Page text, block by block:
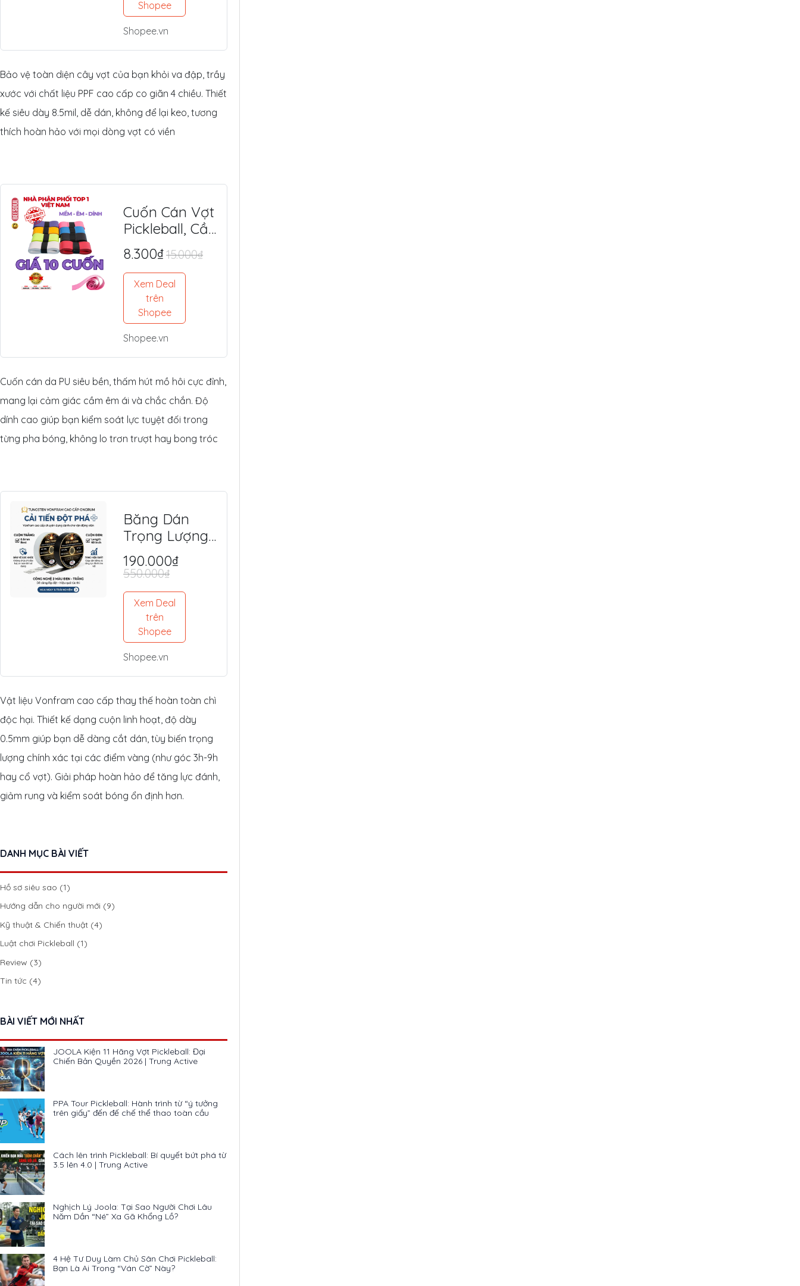
Mỹ Siêu Dày
8.5mil
Shopee
Shopee.vn
Bảo vệ toàn diện cây vợt của bạn khỏi va đập, trầy
xước với chất liệu PPF cao cấp co giãn 4 chiều. Thiết
kế siêu dày 8.5mil, dễ dán, không để lại keo, tương
thích hoàn hảo với mọi dòng vợt có viền
Cuốn Cán Vợt
Pickleball, Cầu
Lông Da PU
Cao Cấp -
Mềm Êm, Siêu
Bám Tay,
Chống Trượt
Tối Ưu
8.300₫15.000₫
Xem Deal
trên
Shopee
Shopee.vn
Cuốn cán da PU siêu bền, thấm hút mồ hôi cực đỉnh,
mang lại cảm giác cầm êm ái và chắc chắn. Độ
dính cao giúp bạn kiểm soát lực tuyệt đối trong
từng pha bóng, không lo trơn trượt hay bong tróc
Băng Dán
Trọng Lượng
Tungsten
(Vonfram)
An Toàn, Tối
Ưu Lực Đánh,
Điểm Ngọt
190.000₫
550.000₫
Xem Deal
trên
Shopee
Shopee.vn
Vật liệu Vonfram cao cấp thay thế hoàn toàn chì
độc hại. Thiết kế dạng cuộn linh hoạt, độ dày
0.5mm giúp bạn dễ dàng cắt dán, tùy biến trọng
lượng chính xác tại các điểm vàng (như góc 3h-9h
hay cổ vợt). Giải pháp hoàn hảo để tăng lực đánh,
giảm rung và kiểm soát bóng ổn định hơn.
DANH MỤC BÀI VIẾT
Hồ sơ siêu sao (1)
Hướng dẫn cho người mới (9)
Kỹ thuật & Chiến thuật (4)
Luật chơi Pickleball (1)
Review (3)
Tin tức (4)
BÀI VIẾT MỚI NHẤT
JOOLA Kiện 11 Hãng Vợt Pickleball: Đại
Chiến Bản Quyền 2026 | Trung Active
PPA Tour Pickleball: Hành trình từ “ý tưởng
trên giấy” đến đế chế thể thao toàn cầu
Cách lên trình Pickleball: Bí quyết bứt phá từ
3.5 lên 4.0 | Trung Active
Nghịch Lý Joola: Tại Sao Người Chơi Lâu
Năm Dần “Né” Xa Gã Khổng Lồ?
4 Hệ Tư Duy Làm Chủ Sân Chơi Pickleball:
Bạn Là Ai Trong “Ván Cờ” Này?